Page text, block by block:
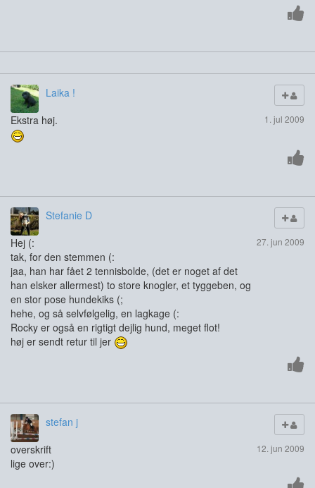
Laika !
1. jul 2009
Ekstra høj.
Stefanie D
27. jun 2009
Hej (:
tak, for den stemmen (:
jaa, han har fået 2 tennisbolde, (det er noget af det
han elsker allermest) to store knogler, et tyggeben, og
en stor pose hundekiks (;
hehe, og så selvfølgelig, en lagkage (:
Rocky er også en rigtigt dejlig hund, meget flot!
høj er sendt retur til jer
stefan j
12. jun 2009
overskrift
lige over:)